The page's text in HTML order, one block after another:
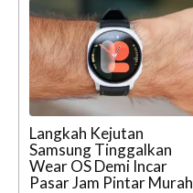
Langkah Kejutan
Samsung Tinggalkan
Wear OS Demi Incar
Pasar Jam Pintar Murah